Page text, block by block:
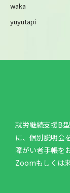
waka
yuyutapi
就労継続支援B
に、個別説明会
障がい者手帳を
Zoomもしくは